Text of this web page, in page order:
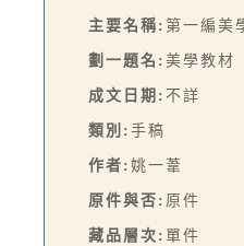
主要名稱: 第一編美
劃一題名: 美學教材
成文日期: 不詳
類別: 手稿
作者: 姚一葦
原件與否: 原件
藏品層次: 單件